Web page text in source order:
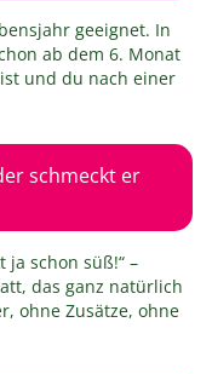
geeignet. In
ab dem 6. Monat
und du nach einer
schmeckt er
ja schon süß!“ –
das ganz natürlich
ohne Zusätze, ohne